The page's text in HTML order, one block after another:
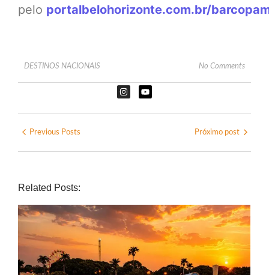
pelo portalbelohorizonte.com.br/
DESTINOS NACIONAIS No Comments
Previous Posts Próximo post
Related Posts: